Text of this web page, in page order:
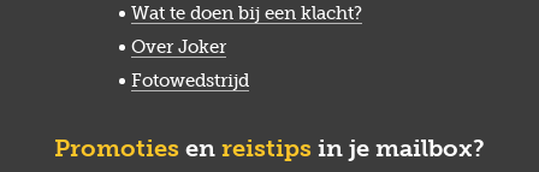
Wat te doen bij een klacht?
Over Joker
Fotowedstrijd
Promoties en reistips in je mailbox?